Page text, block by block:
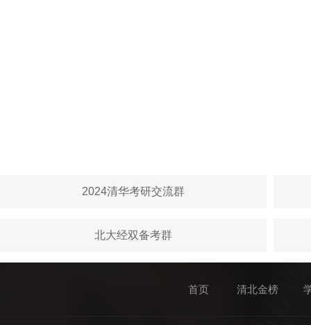
2024清华考研交流群
北大经双备考群
首页 清北金榜